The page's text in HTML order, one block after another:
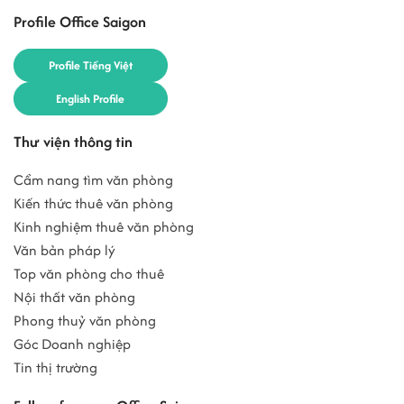
Profile Office Saigon
Profile Tiếng Việt
English Profile
Thư viện thông tin
Cẩm nang tìm văn phòng
Kiến thức thuê văn phòng
Kinh nghiệm thuê văn phòng
Văn bản pháp lý
Top văn phòng cho thuê
Nội thất văn phòng
Phong thuỷ văn phòng
Góc Doanh nghiệp
Tin thị trường